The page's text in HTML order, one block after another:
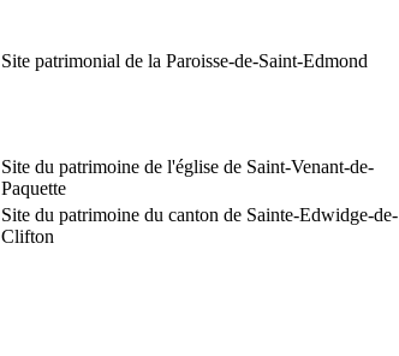
Site patrimonial de la Paroisse-de-Saint-Edmond
Site du patrimoine de l'église de Saint-Venant-de-
Paquette
Site du patrimoine du canton de Sainte-Edwidge-de-
Clifton